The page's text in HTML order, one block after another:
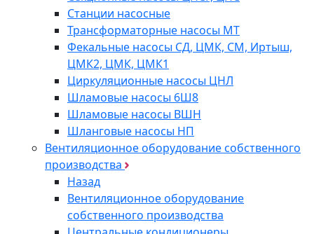
Станции насосные
Трансформаторные насосы МТ
Фекальные насосы СД, ЦМК, СМ, Иртыш,
ЦМК2, ЦМК, ЦМК1
Циркуляционные насосы ЦНЛ
Шламовые насосы 6Ш8
Шламовые насосы ВШН
Шланговые насосы НП
Вентиляционное оборудование собственного
производства
Назад
Вентиляционное оборудование
собственного производства